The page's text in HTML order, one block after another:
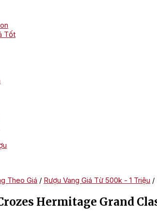
Tốt
Theo Giá / Rượu Vang Giá Từ 500k - 1 Triệu /
Hermitage Grand